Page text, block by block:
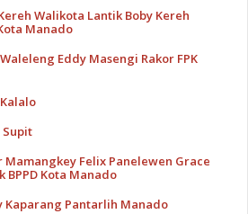
Walikota Lantik Boby Kereh
Manado
Eddy Masengi Rakor FPK
Felix Panelewen Grace
BPPD Kota Manado
Kaparang Pantarlih Manado